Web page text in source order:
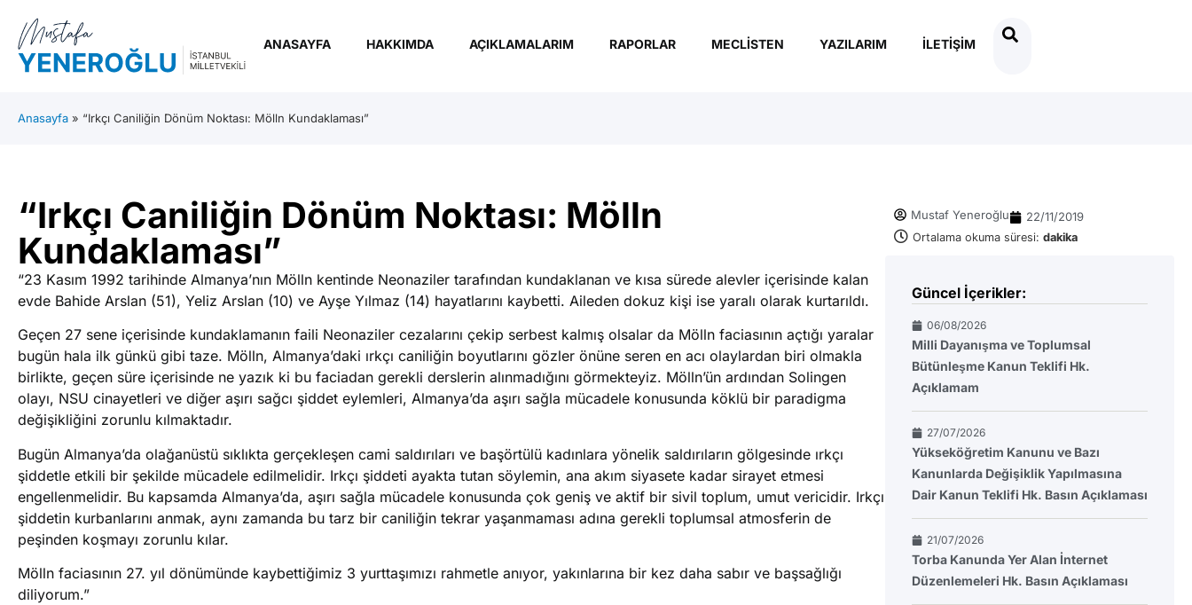
ANASAYFA HAKKIMDA AÇIKLAMALARIM RAPORLAR MECLISTEN YAZILARIM İLETIŞIM
Anasayfa » “Irkçı Caniliğin Dönüm Noktası: Mölln Kundaklaması”
“Irkçı Caniliğin Dönüm Noktası: Mölln
Kundaklaması”
“23 Kasım 1992 tarihinde Almanya’nın Mölln kentinde Neonaziler tarafından kundaklanan ve kısa sürede alevler içerisinde kalan
evde Bahide Arslan (51), Yeliz Arslan (10) ve Ayşe Yılmaz (14) hayatlarını kaybetti. Aileden dokuz kişi ise yaralı olarak kurtarıldı.
Geçen 27 sene içerisinde kundaklamanın faili Neonaziler cezalarını çekip serbest kalmış olsalar da Mölln faciasının açtığı yaralar
bugün hala ilk günkü gibi taze. Mölln, Almanya’daki ırkçı caniliğin boyutlarını gözler önüne seren en acı olaylardan biri olmakla
birlikte, geçen süre içerisinde ne yazık ki bu faciadan gerekli derslerin alınmadığını görmekteyiz. Mölln’ün ardından Solingen
olayı, NSU cinayetleri ve diğer aşırı sağcı şiddet eylemleri, Almanya’da aşırı sağla mücadele konusunda köklü bir paradigma
değişikliğini zorunlu kılmaktadır.
Bugün Almanya’da olağanüstü sıklıkta gerçekleşen cami saldırıları ve başörtülü kadınlara yönelik saldırıların gölgesinde ırkçı
şiddetle etkili bir şekilde mücadele edilmelidir. Irkçı şiddeti ayakta tutan söylemin, ana akım siyasete kadar sirayet etmesi
engellenmelidir. Bu kapsamda Almanya’da, aşırı sağla mücadele konusunda çok geniş ve aktif bir sivil toplum, umut vericidir. Irkçı
şiddetin kurbanlarını anmak, aynı zamanda bu tarz bir caniliğin tekrar yaşanmaması adına gerekli toplumsal atmosferin de
peşinden koşmayı zorunlu kılar.
Mölln faciasının 27. yıl dönümünde kaybettiğimiz 3 yurttaşımızı rahmetle anıyor, yakınlarına bir kez daha sabır ve başsağlığı
diliyorum.”
Mustaf Yeneroğlu 22/11/2019
Ortalama okuma süresi: dakika
Güncel İçerikler:
06/08/2026
Milli Dayanışma ve Toplumsal
Bütünleşme Kanun Teklifi Hk.
Açıklamam
27/07/2026
Yükseköğretim Kanunu ve Bazı
Kanunlarda Değişiklik Yapılmasına
Dair Kanun Teklifi Hk. Basın Açıklaması
21/07/2026
Torba Kanunda Yer Alan İnternet
Düzenlemeleri Hk. Basın Açıklaması